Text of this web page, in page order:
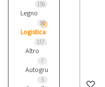
156
Legno
59
Logistica
157
Altro
7
Autogru
5